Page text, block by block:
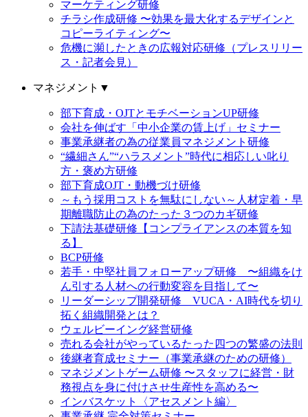
マーケティング研修
チラシ作成研修 〜効果を最大化するデザインと
コピーライティング〜
危機に瀕したときの広報対応研修（プレスリリー
ス・記者会見）
マネジメント ▼
部下育成・OJTとモチベーションUP研修
会社を伸ばす「中小企業の賃上げ」セミナー
事業承継者の為の従業員マネジメント研修
“繊細さん”“ハラスメント”時代に相応しい叱り
方・褒め方研修
部下育成OJT・動機づけ研修
～もう採用コストを無駄にしない～人材定着・早
期離職防止の為のたった３つのカギ研修
下請法基礎研修【コンプライアンスの本質を知
る】
BCP研修
若手・中堅社員フォローアップ研修 〜組織をけ
ん引する人材への行動変容を目指して〜
リーダーシップ開発研修 VUCA・AI時代を切り
拓く組織開発とは？
ウェルビーイング経営研修
売れる会社がやっているたった四つの繁盛の法則
後継者育成セミナー（事業承継のための研修）
マネジメントゲーム研修 〜スタッフに経営・財
務視点を身に付けさせ生産性を高める〜
インバスケット〈アセスメント編〉